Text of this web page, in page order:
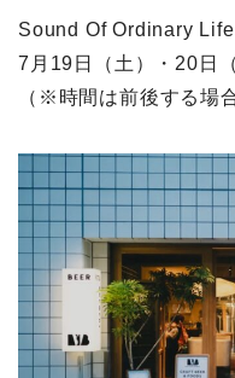
Sound Of Ordinary Life
7月19日（土）・20日
（※時間は前後する場